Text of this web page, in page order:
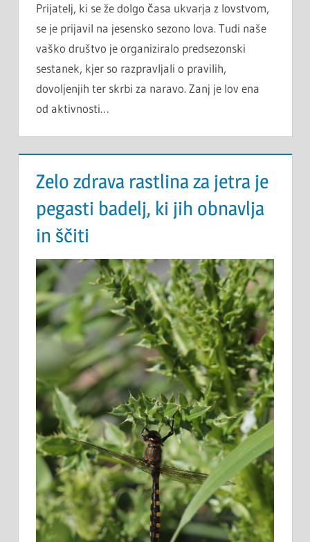
Prijatelj, ki se že dolgo časa ukvarja z lovstvom,
se je prijavil na jesensko sezono lova. Tudi naše
vaško društvo je organiziralo predsezonski
sestanek, kjer so razpravljali o pravilih,
dovoljenjih ter skrbi za naravo. Zanj je lov ena
od aktivnosti…
Zelo zdrava rastlina za jetra je
pegasti badelj, ki jih obnavlja
in ščiti